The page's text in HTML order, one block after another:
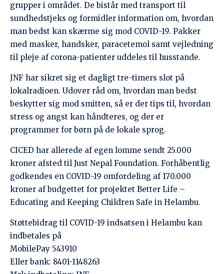
godkendes en COVID-19 omfordeling af 170.000
kroner af budgettet for projektetBetter Life –
Educating and Keeping Children Safe in Helambu.
Støttebidrag til COVID-19 indsatsen i Helambu kan
MobilePay 543910
Eller bank: 8401-1148263
Mrk indbetaling: JNF
Som altid overføres støttebeløb ubeskåret.
dages tal viser et fald i smitten og i dødsfaldene. Det
gælder nu om at holde fast og mindske de sociale
konsekvenser for dem, der er mest udsatte.